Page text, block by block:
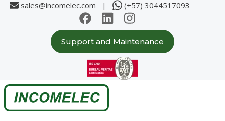
sales@incomelec.com | (+57) 3044517093
Support and Maintenance
p
About us
Solutions